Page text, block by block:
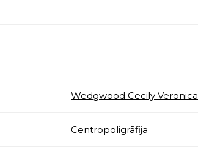
Wedgwood Cecily Veronica
Centropoligrāfija